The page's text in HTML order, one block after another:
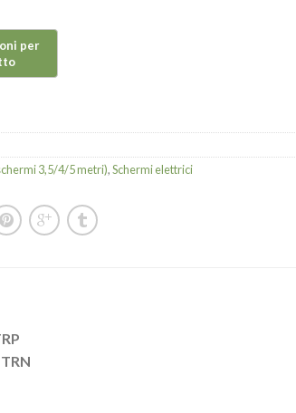
3,5/4/5 metri),Schermi elettrici